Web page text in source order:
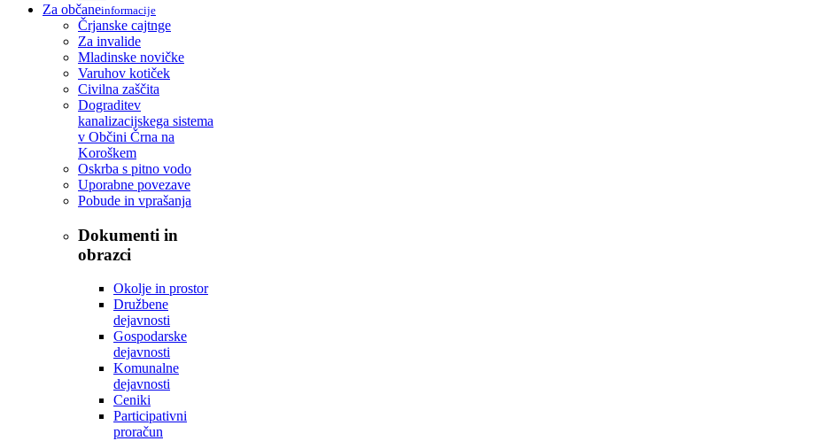
Za občaneinformacije
Črjanske cajtnge
Za invalide
Mladinske novičke
Varuhov kotiček
Civilna zaščita
Dograditev
kanalizacijskega sistema
v Občini Črna na
Koroškem
Oskrba s pitno vodo
Uporabne povezave
Pobude in vprašanja
Dokumenti in
obrazci
Okolje in prostor
Družbene
dejavnosti
Gospodarske
dejavnosti
Komunalne
dejavnosti
Ceniki
Participativni
proračun